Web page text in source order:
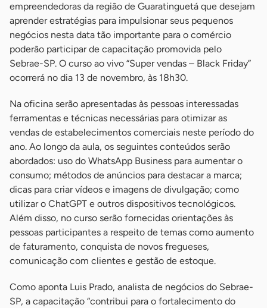
empreendedoras da região de Guaratinguetá que desejam
aprender estratégias para impulsionar seus pequenos
negócios nesta data tão importante para o comércio
poderão participar de capacitação promovida pelo
Sebrae-SP. O curso ao vivo “Super vendas – Black Friday”
ocorrerá no dia 13 de novembro, às 18h30.
Na oficina serão apresentadas às pessoas interessadas
ferramentas e técnicas necessárias para otimizar as
vendas de estabelecimentos comerciais neste período do
ano. Ao longo da aula, os seguintes conteúdos serão
abordados: uso do WhatsApp Business para aumentar o
consumo; métodos de anúncios para destacar a marca;
dicas para criar vídeos e imagens de divulgação; como
utilizar o ChatGPT e outros dispositivos tecnológicos.
Além disso, no curso serão fornecidas orientações às
pessoas participantes a respeito de temas como aumento
de faturamento, conquista de novos fregueses,
comunicação com clientes e gestão de estoque.
Como aponta Luis Prado, analista de negócios do Sebrae-
SP, a capacitação “contribui para o fortalecimento do